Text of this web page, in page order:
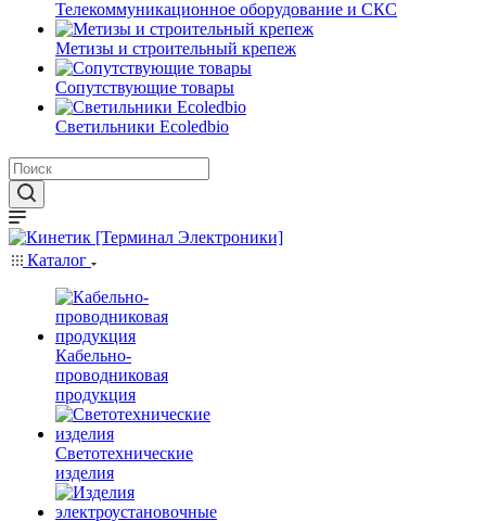
Телекоммуникационное оборудование и СКС
Метизы и строительный крепеж
Сопутствующие товары
Светильники Ecoledbio
Каталог
Кабельно-
проводниковая
продукция
Светотехнические
изделия